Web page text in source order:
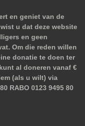
en geniet van de
u dat deze website
en geen
Om die reden willen
donatie te doen ter
al doneren vanaf €
(als u wilt) via
RABO 0123 9495 80